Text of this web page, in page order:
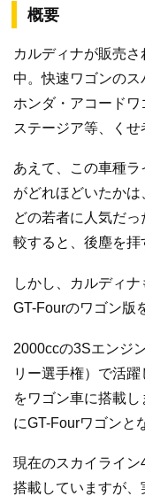
概要
カルディナが販売
中。快速ワゴンの
ホンダ・アコードワ
ステージア等、くせ
あえて、この車種
がどれほどいたか
どの若者に人気だ
較すると、後塵を拝
しかし、カルディ
GT-Fourのワゴン版
2000ccの3Sエンジ
リー選手権）で活
をワゴン車に搭載
にGT-Fourワゴンと
現在のスカイライ
搭載していますが、